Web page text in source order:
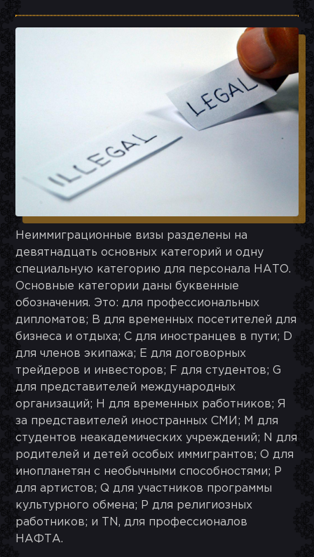
Неиммиграционные визы разделены на
девятнадцать основных категорий и одну
специальную категорию для персонала НАТО.
Основные категории даны буквенные
обозначения. Это: для профессиональных
дипломатов; B для временных посетителей для
бизнеса и отдыха; С для иностранцев в пути; D
для членов экипажа; E для договорных
трейдеров и инвесторов; F для студентов; G
для представителей международных
организаций; H для временных работников; Я
за представителей иностранных СМИ; М для
студентов неакадемических учреждений; N для
родителей и детей особых иммигрантов; O для
инопланетян с необычными способностями; P
для артистов; Q для участников программы
культурного обмена; Р для религиозных
работников; и TN, для профессионалов
НАФТА.